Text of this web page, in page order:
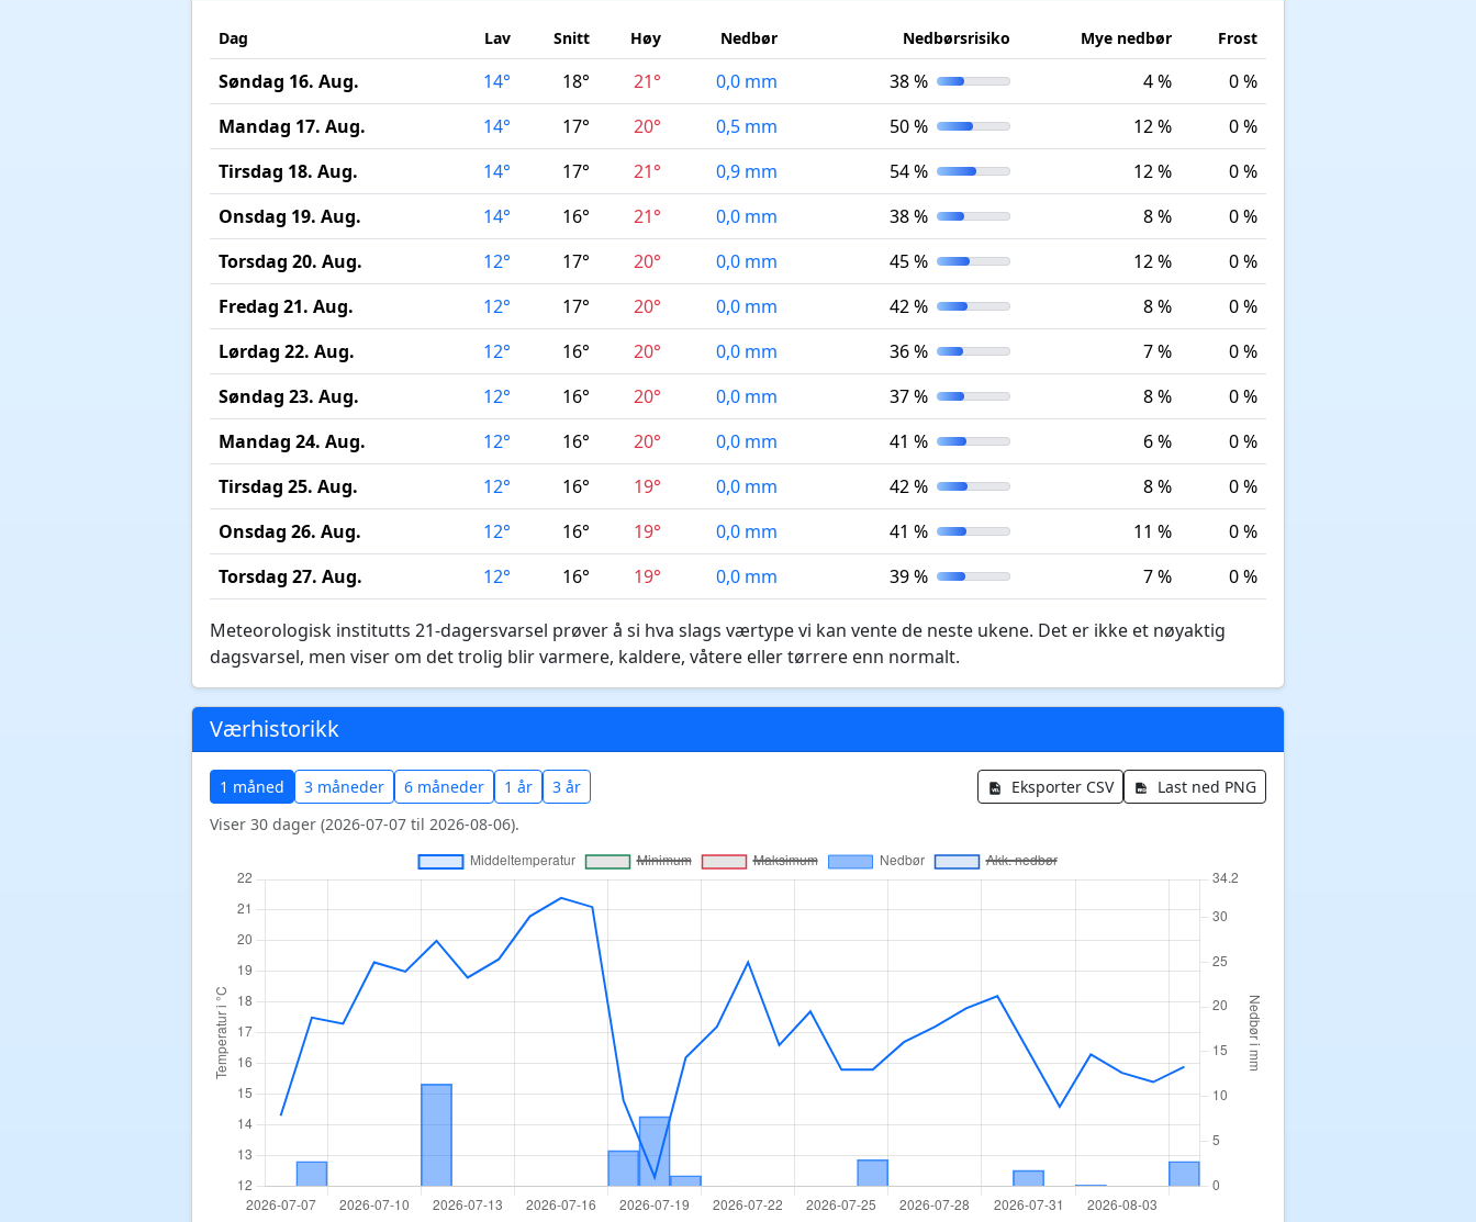
Dag Lav Snitt Høy Nedbør Nedbørsrisiko Mye nedbør Frost
Søndag 16. Aug. 14° 18° 21° 0,0 mm 38 % 4 %
0 %
Mandag 17. Aug.
14° 17° 20° 0,5 mm 50 % 12 %
0 %
Tirsdag 18. Aug.
14° 17° 21° 0,9 mm 54 % 12 %
0 %
Onsdag 19. Aug.
14° 16° 21° 0,0 mm 38 % 8 %
0 %
Torsdag 20. Aug.
12° 17° 20° 0,0 mm 45 % 12 %
0 %
Fredag 21. Aug.
12° 17° 20° 0,0 mm 42 % 8 %
0 %
Lørdag 22. Aug.
12° 16° 20° 0,0 mm 36 % 7 %
0 %
Søndag 23. Aug.
12° 16° 20° 0,0 mm 37 % 8 %
0 %
Mandag 24. Aug.
12° 16° 20° 0,0 mm 41 % 6 %
0 %
Tirsdag 25. Aug.
12° 16° 19° 0,0 mm 42 % 8 %
0 %
Onsdag 26. Aug.
12° 16° 19° 0,0 mm 41 % 11 %
0 %
Torsdag 27. Aug.
12° 16° 19° 0,0 mm 39 % 7 % 0 %
Meteorologisk institutts 21-dagersvarsel prøver å si hva slags værtype vi kan vente de neste ukene. Det er ikke et nøyaktig
dagsvarsel, men viser om det trolig blir varmere, kaldere, våtere eller tørrere enn normalt.
Værhistorikk
1 måned 3 måneder 6 måneder 1 år 3 år Eksporter CSV
Last ned PNG
Viser 30 dager (2026-07-07 til 2026-08-06).